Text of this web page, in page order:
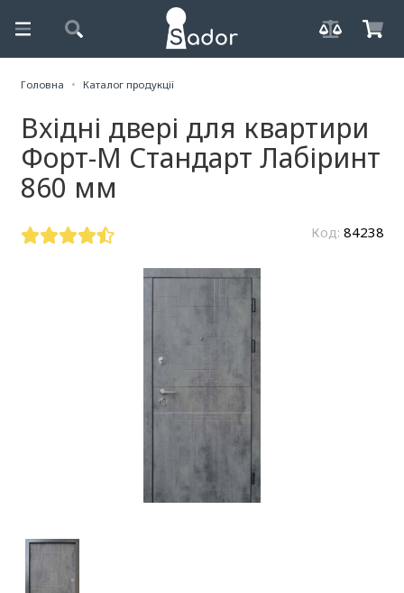
Головна Каталог продукції
Вхідні двері для квартири
Форт-М Стандарт Лабіринт
860 мм
Код: 84238